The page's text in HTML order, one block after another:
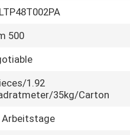
500
1.92
35kg/Carton
Arbeitstage